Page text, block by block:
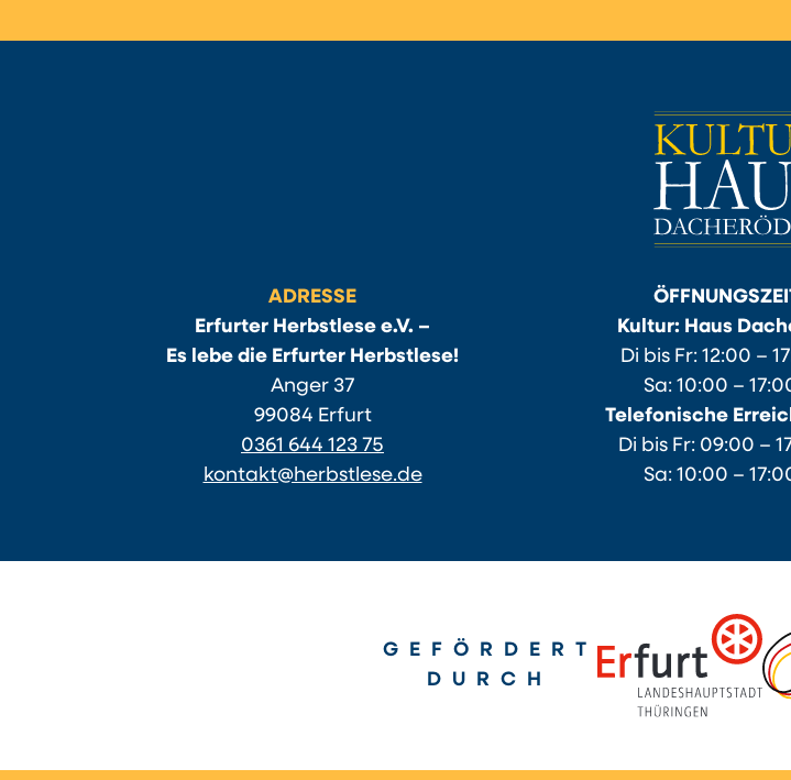
ADRESSE
Erfurter Herbstlese e.V. –
Es lebe die Erfurter Herbstlese!
Anger 37
99084 Erfurt
0361 644 123 75
kontakt@herbstlese.de
Kultur: Haus
Di bis Fr: 12:00 –
Sa: 10:00 –
Telefonische
Di bis Fr: 09:00 –
Sa: 10:00 –
GEFÖRDERT
DURCH